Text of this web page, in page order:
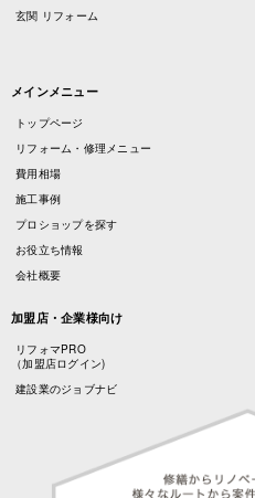
玄関 リフォーム
メインメニュー
トップページ
リフォーム・修理メニュー
費用相場
施工事例
プロショップを探す
お役立ち情報
会社概要
加盟店・企業様向け
リフォマPRO
（加盟店ログイン)
建設業のジョブナビ